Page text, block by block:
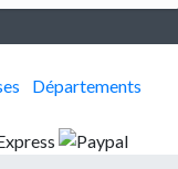
Départements